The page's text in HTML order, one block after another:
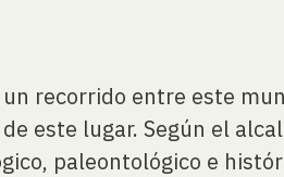
recorrido entre este
este lugar. Según el
paleontológico e